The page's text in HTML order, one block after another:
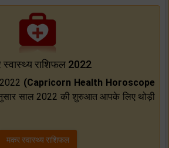
राशिफल 2022
(Capricorn Health Horoscope
साल 2022 की शुरुआत आपके लिए थोड़ी
मकर स्वास्थ्य राशिफल